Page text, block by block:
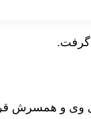
گرفت.
وی و همسرش